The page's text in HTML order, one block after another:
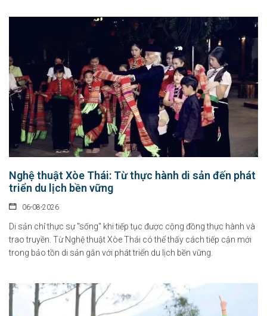
Nghệ thuật Xòe Thái: Từ thực hành di sản đến phát
triển du lịch bền vững
06-08-2026
Di sản chỉ thực sự "sống" khi tiếp tục được cộng đồng thực hành và
trao truyền. Từ Nghệ thuật Xòe Thái có thể thấy cách tiếp cận mới
trong bảo tồn di sản gắn với phát triển du lịch bền vững.